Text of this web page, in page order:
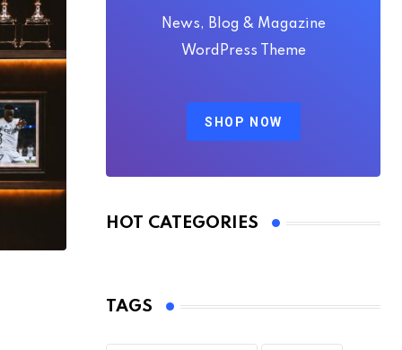
con
News, Blog & Magazine
WordPress Theme
SHOP NOW
HOT CATEGORIES
TAGS